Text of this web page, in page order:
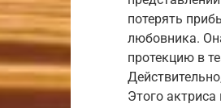
потерять
любовника.
протекцию в
Этого